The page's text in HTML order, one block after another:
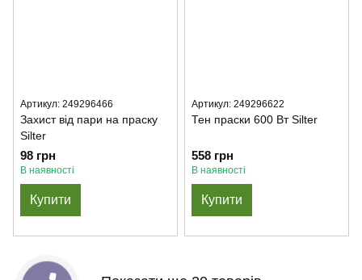
Артикул: 249296466
Захист від пари на праску
Silter
98 грн
В наявності
Купити
Артикул: 249296622
Тен праски 600 Вт Silter
558 грн
В наявності
Купити